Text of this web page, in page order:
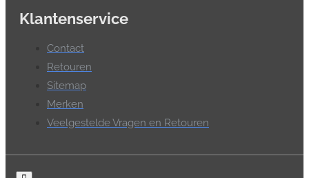
Klantenservice
Contact
Retouren
Sitemap
Merken
Veelgestelde Vragen en Retouren